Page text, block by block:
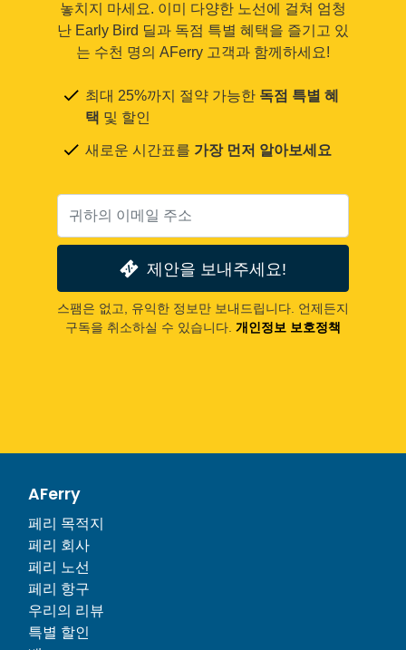
놓치지 마세요. 이미 다양한 노선에 걸쳐 엄청
난 Early Bird 딜과 독점 특별 혜택을 즐기고 있
는 수천 명의 AFerry 고객과 함께하세요!
최대 25%까지 절약 가능한 독점 특별 혜
택 및 할인
새로운 시간표를 가장 먼저 알아보세요
제안을 보내주세요!
스팸은 없고, 유익한 정보만 보내드립니다. 언제든지
구독을 취소하실 수 있습니다. 개인정보 보호정책
AFerry
페리 목적지
페리 회사
페리 노선
페리 항구
우리의 리뷰
특별 할인